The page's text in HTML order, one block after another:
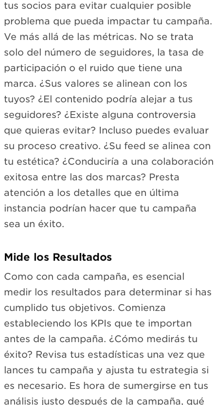
tus socios para evitar cualquier posible
problema que pueda impactar tu campaña.
Ve más allá de las métricas. No se trata
solo del número de seguidores, la tasa de
participación o el ruido que tiene una
marca. ¿Sus valores se alinean con los
tuyos? ¿El contenido podría alejar a tus
seguidores? ¿Existe alguna controversia
que quieras evitar? Incluso puedes evaluar
su proceso creativo. ¿Su feed se alinea con
tu estética? ¿Conduciría a una colaboración
exitosa entre las dos marcas? Presta
atención a los detalles que en última
instancia podrían hacer que tu campaña
sea un éxito.
Mide los Resultados
Como con cada campaña, es esencial
medir los resultados para determinar si has
cumplido tus objetivos. Comienza
estableciendo los KPIs que te importan
antes de la campaña. ¿Cómo medirás tu
éxito? Revisa tus estadísticas una vez que
lances tu campaña y ajusta tu estrategia si
es necesario. Es hora de sumergirse en tus
análisis justo después de la campaña, qué